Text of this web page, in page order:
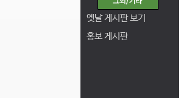
옛날 게시판 보기
홍보 게시판